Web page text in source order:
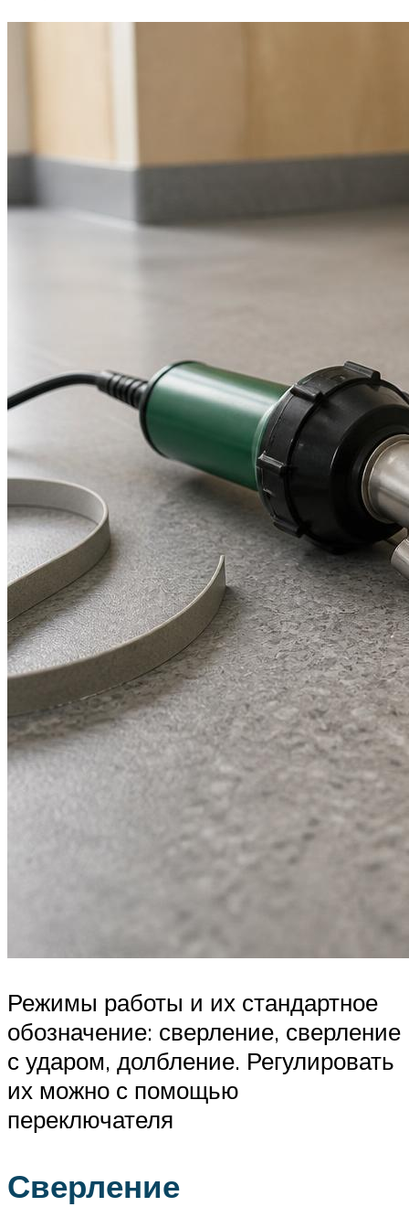
Режимы работы и их стандартное
обозначение: сверление, сверление
с ударом, долбление. Регулировать
их можно с помощью
переключателя
Сверление